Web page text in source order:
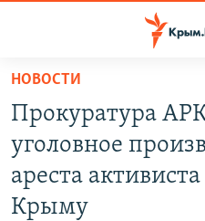
Вернуться
основному
содержанию
Вернутся
главной
СПЕЦПРОЕКТЫ
ИСТОРИЯ
НОВОСТИ
Прокуратура
уголовное
ареста
Крыму